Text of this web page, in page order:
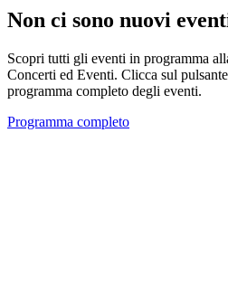
Non ci sono nuovi
Scopri tutti gli eventi in programma
Concerti ed Eventi. Clicca sul
programma completo degli eventi.
Programma completo